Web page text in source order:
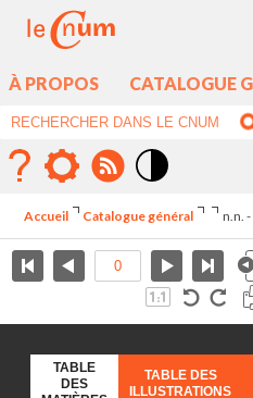
À PROPOS CATALOGUE
élévé
Accueil Catalogue général n.n.
TABLE
DES
TABLE DES
ILLUSTRATIONS